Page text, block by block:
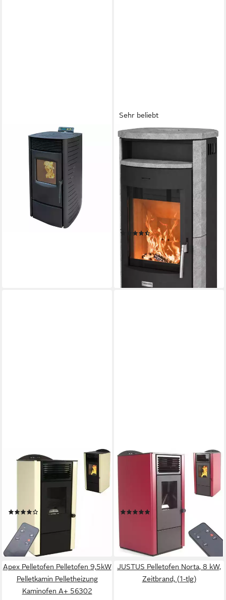
NEMAXX
Pelletofen P6
6,00 kW Nennwärmeleistung
Produktdatenblatt
1.502,90 €
lieferbar - in 6-7 Werktagen bei dir
Sehr beliebt
HANSEATIC
Kaminofen »MAIA
Speckstein« Exklusiv,
Lieferung bis ins
Wohnzimmer
6,2 kW
Nennwärmeleistung
Wirkungsgrad
max. Raumheizvermögen
Produktdatenblatt
(217)
838,00 € UVP1.104,00 €
nur diesen Monat
-24%
lieferbar in 2 Wochen
APEX
Pelletofen Pelletofen 9,5kW
Pelletkamin Pelletheizung
Kaminofen A+ 56301
1.398,00 € 1.898,00 €
-26%
lieferbar in 2 Wochen
Pelletofen Pelletofen 9,5kW
Pelletkamin Pelletheizung
Kaminofen A+ 56303
Produktdatenblatt
Apex Pelletofen Pelletofen 9,5kW
Pelletkamin Pelletheizung
Kaminofen A+ 56302
JUSTUS Pelletofen Norta, 8 kW,
Zeitbrand, (1-tlg)